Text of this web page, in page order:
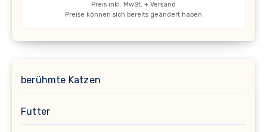
Preis inkl. MwSt. + Versand
Preise können sich bereits geändert haben
berühmte Katzen
Futter